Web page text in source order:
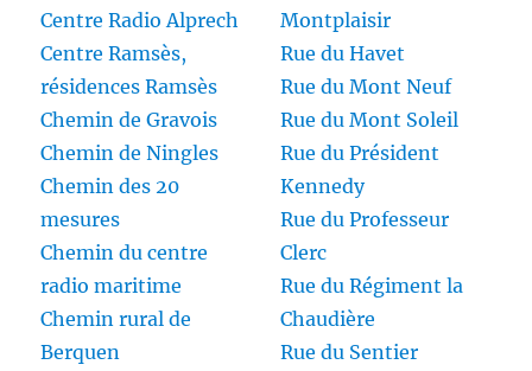
Centre Radio Alprech
Centre Ramsès,
résidences Ramsès
Chemin de Gravois
Chemin de Ningles
Chemin des 20
mesures
Chemin du centre
radio maritime
Chemin rural de
Berquen
Montplaisir
Rue du Havet
Rue du Mont Neuf
Rue du Mont Soleil
Rue du Président
Kennedy
Rue du Professeur
Clerc
Rue du Régiment la
Chaudière
Rue du Sentier